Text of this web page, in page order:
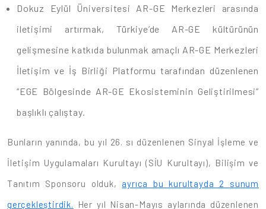
Dokuz Eylül Üniversitesi AR-GE Merkezleri arasında
iletişimi artırmak, Türkiye’de AR-GE kültürünün
gelişmesine katkıda bulunmak amaçlı AR-GE Merkezleri
İletişim ve İş Birliği Platformu tarafından düzenlenen
“EGE Bölgesinde AR-GE Ekosisteminin Geliştirilmesi”
başlıklı çalıştay.
Bunların yanında, bu yıl 26. sı düzenlenen Sinyal İşleme ve
İletişim Uygulamaları Kurultayı (SİU Kurultayı), Bilişim ve
Tanıtım Sponsoru olduk, ayrıca bu kurultayda 2 sunum
gerçekleştirdik.
Her yıl Nisan-Mayıs aylarında düzenlenen